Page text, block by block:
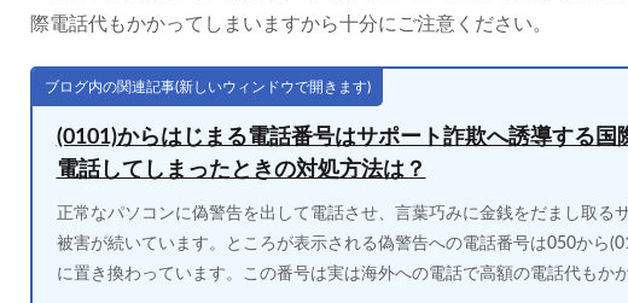
際電話代もかかってしまいますから十分にご注意ください。
ブログ内の関連記事(新しいウィンドウで開きます)
(0101)からはじまる電話番号はサポート詐欺へ誘導する国
電話してしまったときの対処方法は？
正常なパソコンに偽警告を出して電話させ、言葉巧みに金銭をだまし取る
被害が続いています。ところが表示される偽警告への電話番号は050から
に置き換わっています。この番号は実は海外への電話で高額の電話代もか